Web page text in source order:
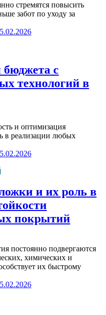
стремятся повысить
забот по уходу за
с
технологий в
и оптимизация
в реализации любых
и их роль в
покрытий
постоянно подвергаются
химических и
их быстрому